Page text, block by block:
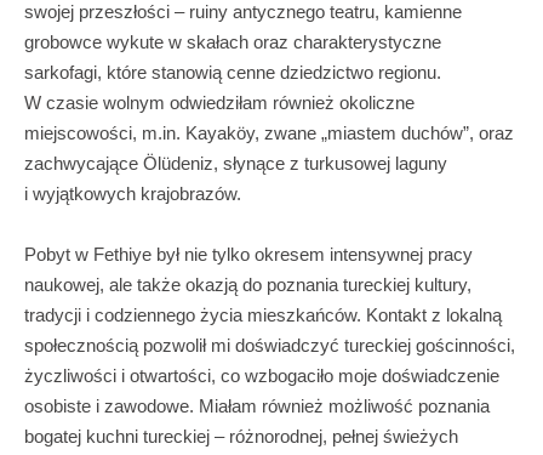
swojej przeszłości – ruiny antycznego teatru, kamienne
grobowce wykute w skałach oraz charakterystyczne
sarkofagi, które stanowią cenne dziedzictwo regionu.
W czasie wolnym odwiedziłam również okoliczne
miejscowości, m.in. Kayaköy, zwane „miastem duchów”, oraz
zachwycające Ölüdeniz, słynące z turkusowej laguny
i wyjątkowych krajobrazów.
Pobyt w Fethiye był nie tylko okresem intensywnej pracy
naukowej, ale także okazją do poznania tureckiej kultury,
tradycji i codziennego życia mieszkańców. Kontakt z lokalną
społecznością pozwolił mi doświadczyć tureckiej gościnności,
życzliwości i otwartości, co wzbogaciło moje doświadczenie
osobiste i zawodowe. Miałam również możliwość poznania
bogatej kuchni tureckiej – różnorodnej, pełnej świeżych